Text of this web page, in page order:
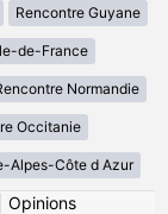
Rencontre Guyane
de-France
Normandie
Occitanie
Alpes-Côte d Azur
Opinions